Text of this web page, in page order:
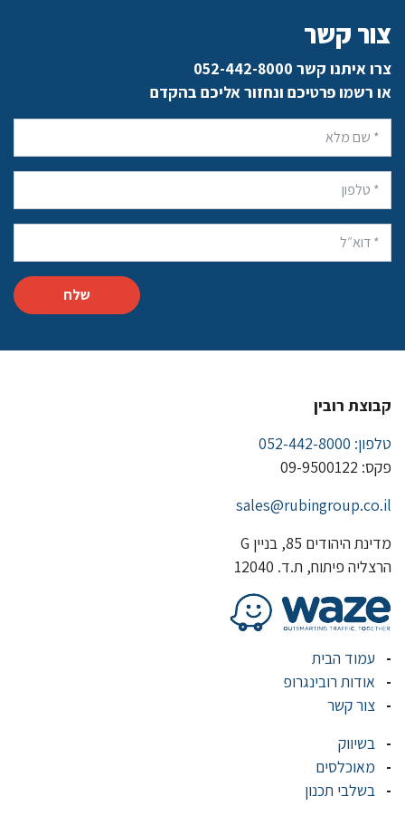
צור קשר
צרו איתנו קשר 052-442-8000
או רשמו פרטיכם ונחזור אליכם בהקדם
קבוצת רובין
טלפון: 052-442-8000
פקס: 09-9500122
sales@rubingroup.co.il
מדינת היהודים 85, בניין G
הרצליה פיתוח, ת.ד. 12040
עמוד הבית
אודות רובינגרופ
צור קשר
בשיווק
מאוכלסים
בשלבי תכנון